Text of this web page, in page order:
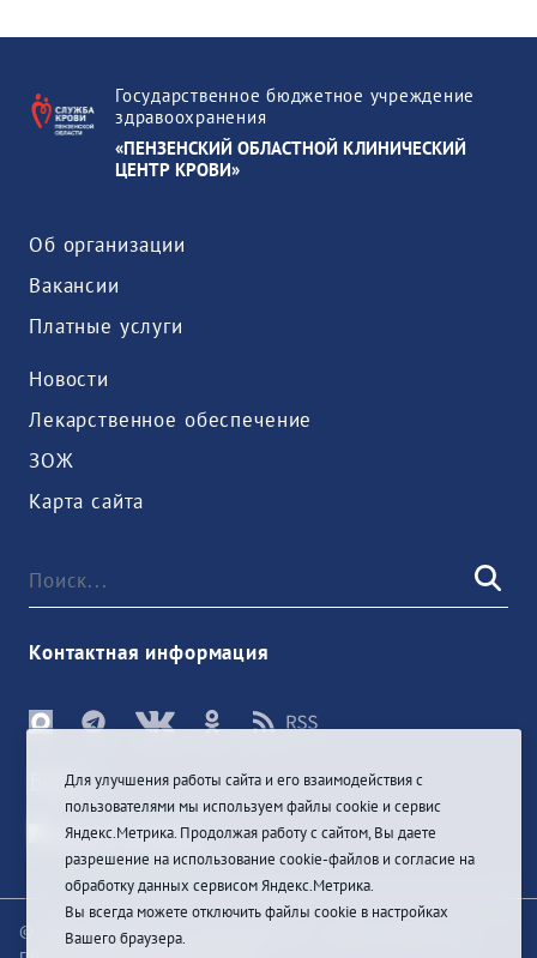
Государственное бюджетное учреждение
здравоохранения
«ПЕНЗЕНСКИЙ ОБЛАСТНОЙ КЛИНИЧЕСКИЙ
ЦЕНТР КРОВИ»
Об организации
Вакансии
Платные услуги
Новости
Лекарственное обеспечение
ЗОЖ
Карта сайта
Контактная информация
Войти
© При цитировании информации с сайта ссылка на
Для улучшения работы сайта и его взаимодействия с
пользователями мы используем файлы cookie и сервис
Яндекс.Метрика. Продолжая работу с сайтом, Вы даете
разрешение на использование cookie-файлов и согласие на
обработку данных сервисом Яндекс.Метрика.
Вы всегда можете отключить файлы cookie в настройках
Вашего браузера.